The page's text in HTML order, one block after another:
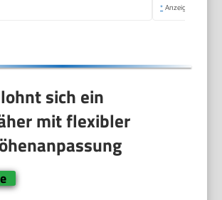
* Anzeige
sich ein
mit flexibler